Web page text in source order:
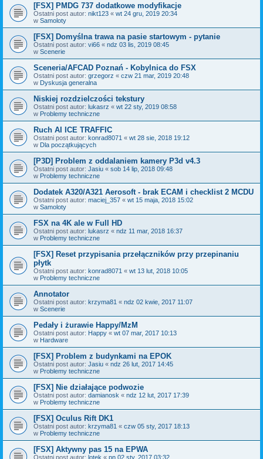
[FSX] PMDG 737 dodatkowe modyfikacje
Ostatni post autor: nikt123 « wt 24 gru, 2019 20:34
w Samoloty
[FSX] Domyślna trawa na pasie startowym - pytanie
Ostatni post autor: vi66 « ndz 03 lis, 2019 08:45
w Scenerie
Sceneria/AFCAD Poznań - Kobylnica do FSX
Ostatni post autor: grzegorz « czw 21 mar, 2019 20:48
w Dyskusja generalna
Niskiej rozdzielczości tekstury
Ostatni post autor: lukasrz « wt 22 sty, 2019 08:58
w Problemy techniczne
Ruch AI ICE TRAFFIC
Ostatni post autor: konrad8071 « wt 28 sie, 2018 19:12
w Dla początkujących
[P3D] Problem z oddalaniem kamery P3d v4.3
Ostatni post autor: Jasiu « sob 14 lip, 2018 09:48
w Problemy techniczne
Dodatek A320/A321 Aerosoft - brak ECAM i checklist 2 MCDU
Ostatni post autor: maciej_357 « wt 15 maja, 2018 15:02
w Samoloty
FSX na 4K ale w Full HD
Ostatni post autor: lukasrz « ndz 11 mar, 2018 16:37
w Problemy techniczne
[FSX] Reset przypisania przełączników przy przepinaniu
płytk
Ostatni post autor: konrad8071 « wt 13 lut, 2018 10:05
w Problemy techniczne
Annotator
Ostatni post autor: krzyma81 « ndz 02 kwie, 2017 11:07
w Scenerie
Pedały i żurawie Happy/MzM
Ostatni post autor: Happy « wt 07 mar, 2017 10:13
w Hardware
[FSX] Problem z budynkami na EPOK
Ostatni post autor: Jasiu « ndz 26 lut, 2017 14:45
w Problemy techniczne
[FSX] Nie działające podwozie
Ostatni post autor: damianosk « ndz 12 lut, 2017 17:39
w Problemy techniczne
[FSX] Oculus Rift DK1
Ostatni post autor: krzyma81 « czw 05 sty, 2017 18:13
w Problemy techniczne
[FSX] Aktywny pas 15 na EPWA
Ostatni post autor: lotek « pn 02 sty, 2017 03:32